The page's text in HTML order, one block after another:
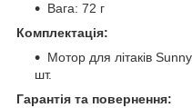
Вага: 72 г
Комплектація:
Мотор для літаків
шт.
Гарантія та повернення: